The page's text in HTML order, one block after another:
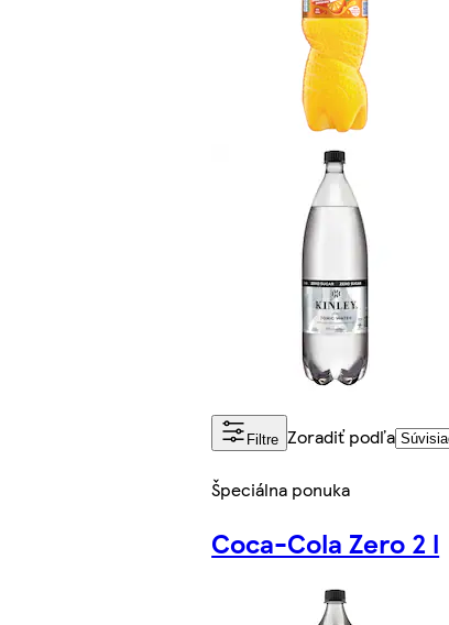
Filtre Zoradiť podľa
Špeciálna ponuka
Coca-Cola Zero 2 l